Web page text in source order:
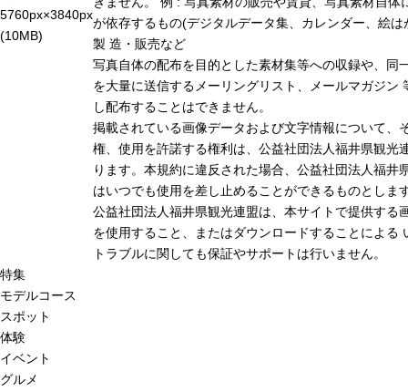
5760px×3840px
(10MB)
が依存するもの(デジタルデータ集、カレンダー、絵は
製 造・販売など
写真自体の配布を目的とした素材集等への収録や、同
を大量に送信するメーリングリスト、メールマガジン
し配布することはできません。
掲載されている画像データおよび文字情報について、
権、使用を許諾する権利は、公益社団法人福井県観光
ります。本規約に違反された場合、公益社団法人福井
はいつでも使用を差し止めることができるものとしま
公益社団法人福井県観光連盟は、本サイトで提供する
を使用すること、またはダウンロードすることによる
トラブルに関しても保証やサポートは行いません。
特集
モデルコース
スポット
体験
イベント
グルメ